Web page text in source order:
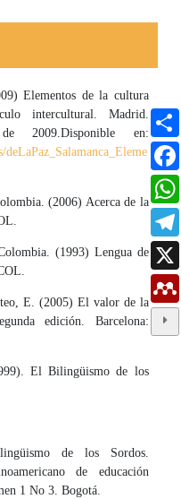
Elementos de la cultura
intercultural. Madrid.
2009.Disponible en:
(2006) Acerca de la
(1993) Lengua de
E. (2005) El valor de la
edición. Barcelona:
El Bilingüismo de los
de los Sordos.
de educación
1 No 3. Bogotá.